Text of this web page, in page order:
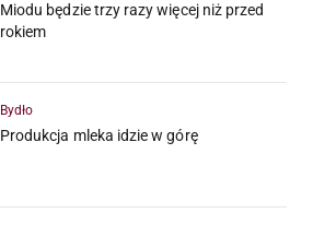
Miodu będzie trzy razy więcej niż przed
rokiem
Bydło
Produkcja mleka idzie w górę